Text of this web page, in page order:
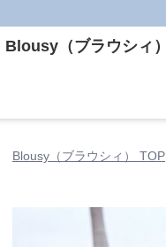
Blousy（ブラウシィ）
Blousy（ブラウシィ） TOP